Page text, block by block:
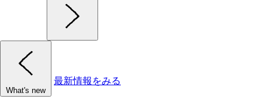
What's new
最新情報をみる